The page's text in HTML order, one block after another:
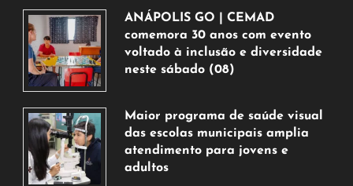
ANÁPOLIS GO | CEMAD
comemora 30 anos com evento
voltado à inclusão e diversidade
neste sábado (08)
de
agosto
de
2026
Maior programa de saúde visual
das escolas municipais amplia
atendimento para jovens e
adultos